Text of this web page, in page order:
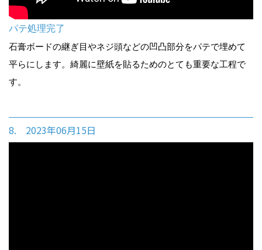
パテ処理完了
石膏ボードの継ぎ目やネジ頭などの凹凸部分をパテで埋めて
平らにします。綺麗に壁紙を貼るためのとても重要な工程で
す。
8. 2023年06月15日